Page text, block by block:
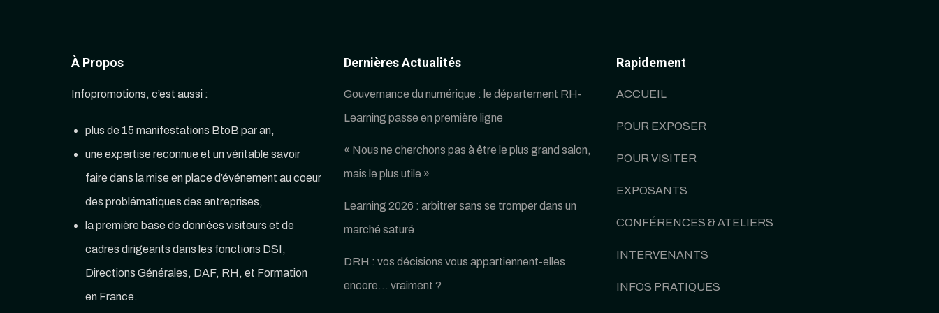
À Propos
Infopromotions, c’est aussi :
plus de 15 manifestations BtoB par an,
une expertise reconnue et un véritable savoir
faire dans la mise en place d’événement au coeur
des problématiques des entreprises,
la première base de données visiteurs et de
cadres dirigeants dans les fonctions DSI,
Directions Générales, DAF, RH, et Formation
en France.
Dernières Actualités
Gouvernance du numérique : le département RH-
Learning passe en première ligne
« Nous ne cherchons pas à être le plus grand salon,
mais le plus utile »
Learning 2026 : arbitrer sans se tromper dans un
marché saturé
DRH : vos décisions vous appartiennent-elles
encore… vraiment ?
Rapidement
ACCUEIL
POUR EXPOSER
POUR VISITER
EXPOSANTS
CONFÉRENCES & ATELIERS
INTERVENANTS
INFOS PRATIQUES